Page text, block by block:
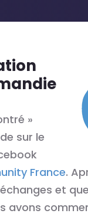
»
sur le
France.
et
avons